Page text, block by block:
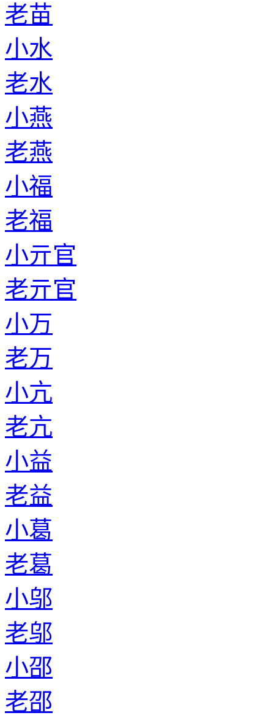
老苗
小水
老水
小燕
老燕
小福
老福
小亓官
老亓官
小万
老万
小亢
老亢
小益
老益
小葛
老葛
小邬
老邬
小邵
老邵